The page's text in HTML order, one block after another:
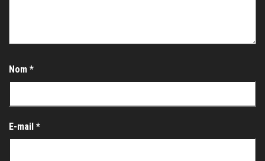
Nom *
E-mail *